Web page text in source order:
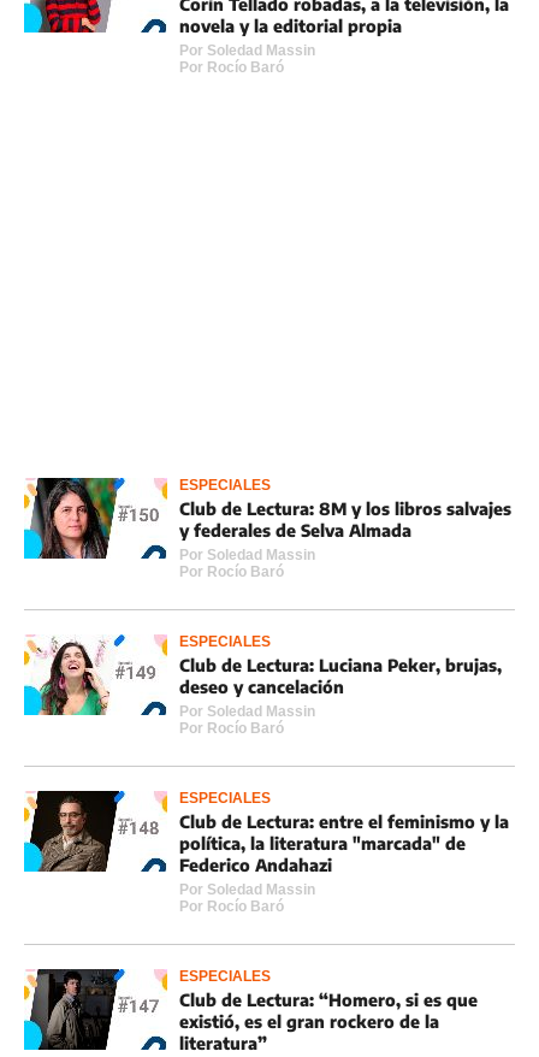
Corín Tellado robadas, a la televisión, la
novela y la editorial propia
Por Soledad Massin
Por Rocí­o Baró
ESPECIALES
Club de Lectura: 8M y los libros salvajes
y federales de Selva Almada
Por Soledad Massin
Por Rocí­o Baró
ESPECIALES
Club de Lectura: Luciana Peker, brujas,
deseo y cancelación
Por Soledad Massin
Por Rocí­o Baró
ESPECIALES
Club de Lectura: entre el feminismo y la
política, la literatura "marcada" de
Federico Andahazi
Por Soledad Massin
Por Rocí­o Baró
ESPECIALES
Club de Lectura: “Homero, si es que
existió, es el gran rockero de la
literatura”